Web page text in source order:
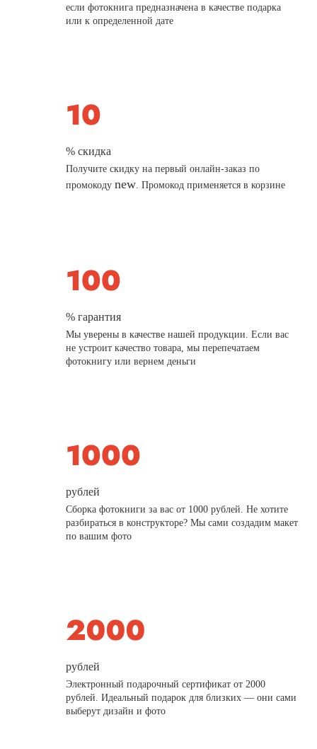
если фотокнига предназначена в качестве подарка
или к определенной дате
% скидка
Получите скидку на первый онлайн-заказ по
промокодуnew. Промокод применяется в корзине
% гарантия
Мы уверены в качестве нашей продукции. Если вас
не устроит качество товара, мы перепечатаем
фотокнигу или вернем деньги
рублей
Сборка фотокниги за вас от 1000 рублей. Не хотите
разбираться в конструкторе? Мы сами создадим макет
по вашим фото
рублей
Электронный подарочный сертификат от 2000
рублей. Идеальный подарок для близких — они сами
выберут дизайн и фото